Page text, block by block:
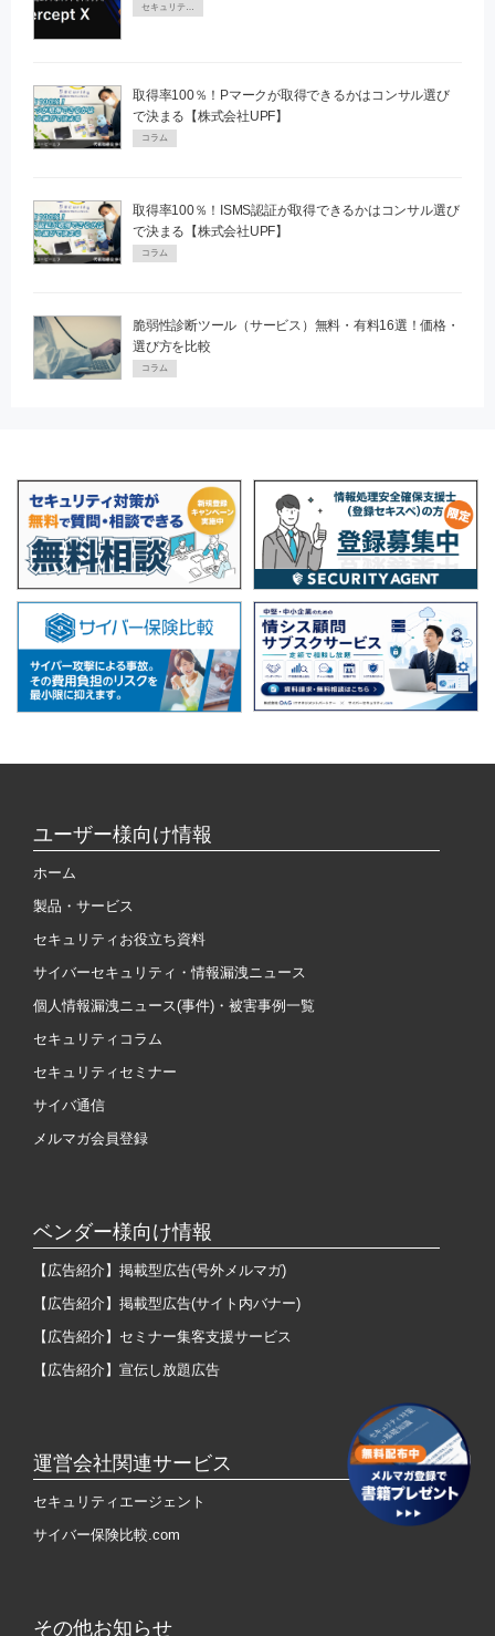
セキュリティPR
取得率100％！Pマークが取得できるかはコンサル選び
で決まる【株式会社UPF】
コラム
取得率100％！ISMS認証が取得できるかはコンサル選び
で決まる【株式会社UPF】
コラム
脆弱性診断ツール（サービス）無料・有料16選！価格・
選び方を比較
コラム
ユーザー様向け情報
ホーム
製品・サービス
セキュリティお役立ち資料
サイバーセキュリティ・情報漏洩ニュース
個人情報漏洩ニュース(事件)・被害事例一覧
セキュリティコラム
セキュリティセミナー
サイバ通信
メルマガ会員登録
ベンダー様向け情報
【広告紹介】掲載型広告(号外メルマガ)
【広告紹介】掲載型広告(サイト内バナー)
【広告紹介】セミナー集客支援サービス
【広告紹介】宣伝し放題広告
運営会社関連サービス
セキュリティエージェント
サイバー保険比較.com
その他お知らせ